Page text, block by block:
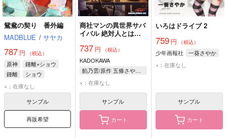
鴛鴦の契り 番外編
MADBLUE / サヤカ
787 円 （税込）
原神
鍾離×ショウ
鍾離
ショウ
×：在庫なし
サンプル
再販希望
商社マンの異世界サバ
イバル 絶対人とはつ
737 円 （税込）
KADOKAWA
餡乃雲/原作 五條さやか/作画 布施龍太/キャラクター原案
×：在庫なし
サンプル
カート
いろはドライブ 2
759円 （税込）
少年画報社
一葵さやか
×：在庫なし
サンプル
カート